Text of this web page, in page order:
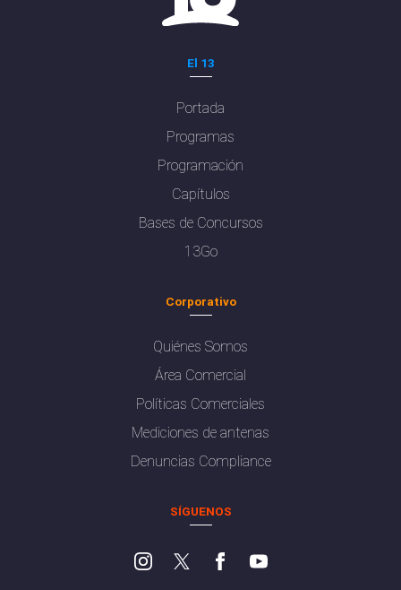
El 13
Portada
Programas
Programación
Capítulos
Bases de Concursos
13Go
Corporativo
Quiénes Somos
Área Comercial
Políticas Comerciales
Mediciones de antenas
Denuncias Compliance
SÍGUENOS